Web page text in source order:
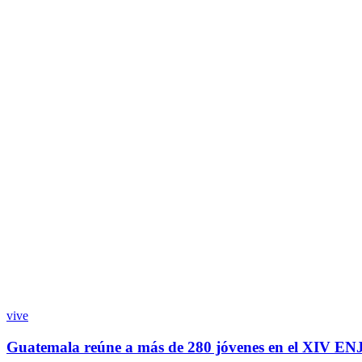
vive
Guatemala reúne a más de 280 jóvenes en el XIV